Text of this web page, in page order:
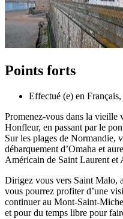
Points forts
Effectué (e) en
Promenez-vous dans la vieille
Honfleur, en passant par le
Sur les plages de Normandie,
débarquement d’Omaha et
Américain de Saint Laurent et
Dirigez vous vers Saint Malo,
vous pourrez profiter d’une
continuer au Mont-Saint-
et pour du temps libre pour